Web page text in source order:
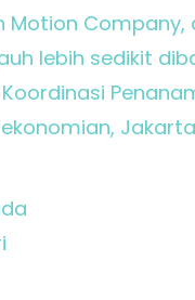
Motion
lebih sedikit
Jakarta,